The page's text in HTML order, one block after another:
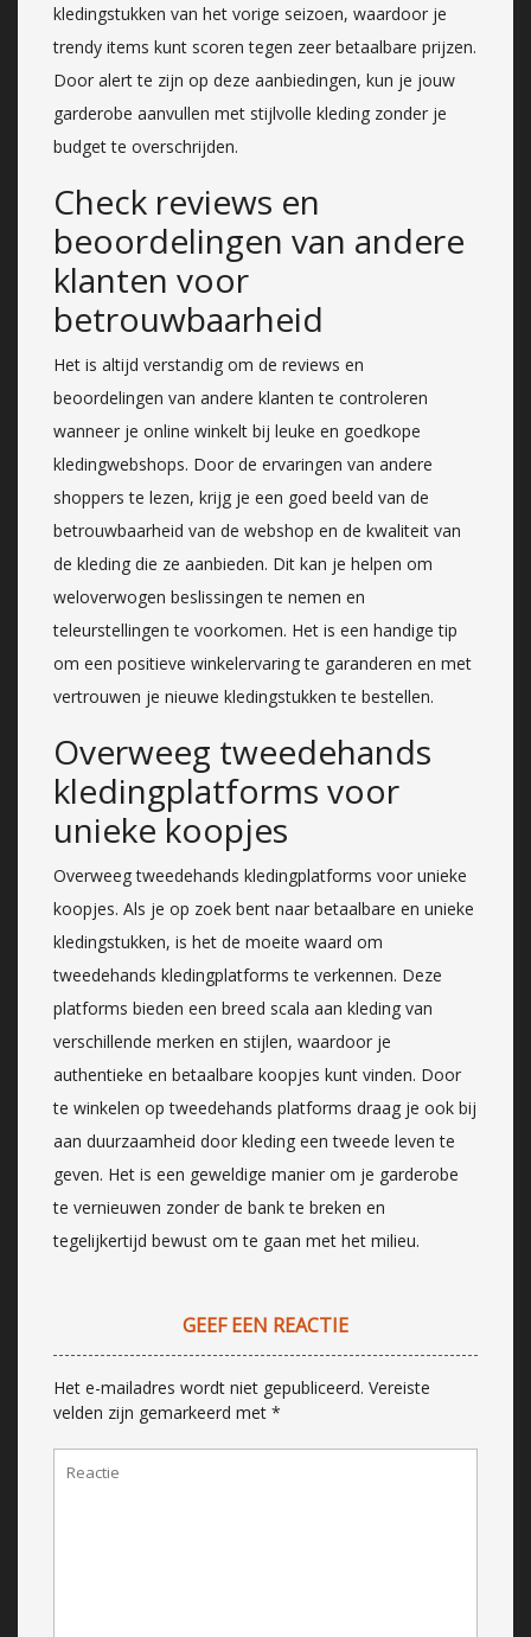
kledingstukken van het vorige seizoen, waardoor je
trendy items kunt scoren tegen zeer betaalbare prijzen.
Door alert te zijn op deze aanbiedingen, kun je jouw
garderobe aanvullen met stijlvolle kleding zonder je
budget te overschrijden.
Check reviews en
beoordelingen van andere
klanten voor
betrouwbaarheid
Het is altijd verstandig om de reviews en
beoordelingen van andere klanten te controleren
wanneer je online winkelt bij leuke en goedkope
kledingwebshops. Door de ervaringen van andere
shoppers te lezen, krijg je een goed beeld van de
betrouwbaarheid van de webshop en de kwaliteit van
de kleding die ze aanbieden. Dit kan je helpen om
weloverwogen beslissingen te nemen en
teleurstellingen te voorkomen. Het is een handige tip
om een positieve winkelervaring te garanderen en met
vertrouwen je nieuwe kledingstukken te bestellen.
Overweeg tweedehands
kledingplatforms voor
unieke koopjes
Overweeg tweedehands kledingplatforms voor unieke
koopjes. Als je op zoek bent naar betaalbare en unieke
kledingstukken, is het de moeite waard om
tweedehands kledingplatforms te verkennen. Deze
platforms bieden een breed scala aan kleding van
verschillende merken en stijlen, waardoor je
authentieke en betaalbare koopjes kunt vinden. Door
te winkelen op tweedehands platforms draag je ook bij
aan duurzaamheid door kleding een tweede leven te
geven. Het is een geweldige manier om je garderobe
te vernieuwen zonder de bank te breken en
tegelijkertijd bewust om te gaan met het milieu.
GEEF EEN REACTIE
Het e-mailadres wordt niet gepubliceerd. Vereiste
velden zijn gemarkeerd met *